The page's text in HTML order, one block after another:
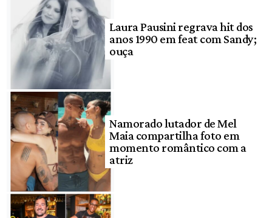
Laura Pausini regrava hit dos
anos 1990 em feat com Sandy;
ouça
Namorado lutador de Mel
Maia compartilha foto em
momento romântico com a
atriz